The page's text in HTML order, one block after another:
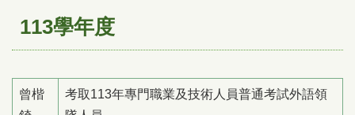
113學年度
曾楷
考取113年專門職業及技術人員普通考試外語領